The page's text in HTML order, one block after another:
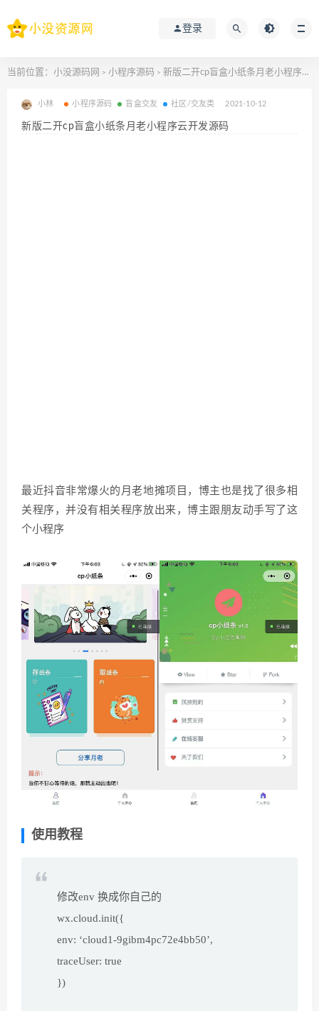
登录
当前位置： 小没源码网 > 小程序源码 > 新版二开cp盲盒小纸条月老小程序云开发源码
小林 小程序源码 盲盒交友 社区/交友类 2021-10-12
新版二开cp盲盒小纸条月老小程序云开发源码
最近抖音非常爆火的月老地摊项目，博主也是找了很多相
关程序，并没有相关程序放出来，博主跟朋友动手写了这
个小程序
使用教程
修改env 换成你自己的
wx.cloud.init({
env: ‘cloud1-9gibm4pc72e4bb50’,
traceUser: true
})